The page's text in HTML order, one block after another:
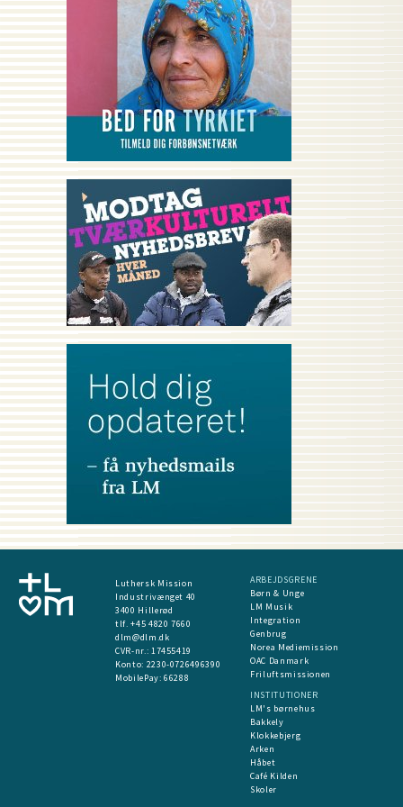
Luthersk Mission
Industrivænget 40
3400 Hillerød
tlf. +45 4820 7660
dlm@dlm.dk
CVR-nr.: 17455419
​Konto: 2230-0726496390
MobilePay:66288
ARBEJDSGRENE
Børn & Unge
LM Musik
Integration
Genbrug
Norea Mediemission
OAC Danmark
Friluftsmissionen
INSTITUTIONER
LM's børnehus
Bakkely
Klokkebjerg
Arken
Håbet
Café Kilden
Skoler